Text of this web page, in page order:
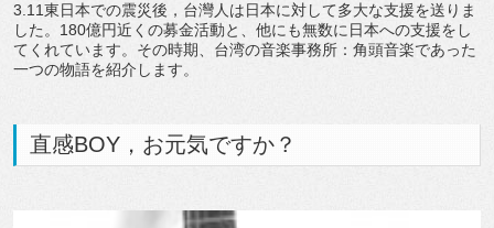
3.11東日本での震災後，台灣人は日本に対して多大な支援を送りま
した。180億円近くの募金活動と、他にも無数に日本への支援をし
てくれています。その時期、台湾の音楽事務所：角頭音楽であった
一つの物語を紹介します。
直感BOY，お元気ですか？